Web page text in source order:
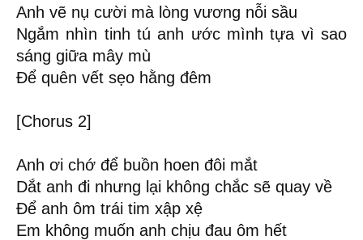
Anh vẽ nụ cười mà lòng vương nỗi sầu
Ngắm nhìn tinh tú anh ước mình tựa vì sao
sáng giữa mây mù
Để quên vết sẹo hằng đêm
[Chorus 2]
Anh ơi chớ để buồn hoen đôi mắt
Dắt anh đi nhưng lại không chắc sẽ quay về
Để anh ôm trái tim xập xệ
Em không muốn anh chịu đau ôm hết